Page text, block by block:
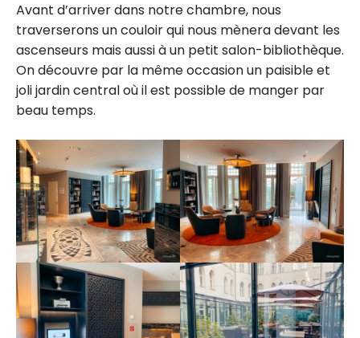
Avant d’arriver dans notre chambre, nous
traverserons un couloir qui nous mènera devant les
ascenseurs mais aussi à un petit salon-bibliothèque.
On découvre par la même occasion un paisible et
joli jardin central où il est possible de manger par
beau temps.